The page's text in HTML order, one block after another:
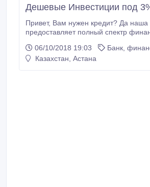
Дешевые Инвестиции под
Привет, Вам нужен кредит? Да наша компания
предоставляет полный спектр
путем консолидации текущую задолженность, чтобы
помочь нашим клиентам получить
06/10/2018 19:03
Банк,
Казахстан, Астана